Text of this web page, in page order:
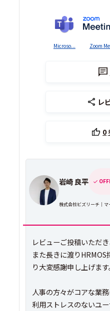
Microso... Zoom
レ
0
岩崎 良平
株式会社ビズリーチ｜マ
レビューご投稿いただ
また長きに渡り
り大変感謝申し上げます
人事の方々がコアな業
利用ストレスのないユ